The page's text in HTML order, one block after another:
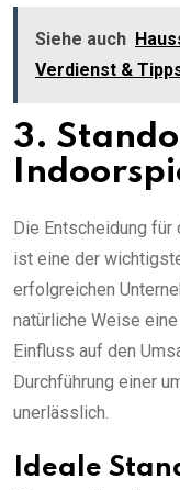
Siehe auch
Verdienst &
3.
Die Entscheidung für
ist eine der
erfolgreichen
natürliche Weise
Einfluss auf den
Durchführung einer
unerlässlich.
Ideale